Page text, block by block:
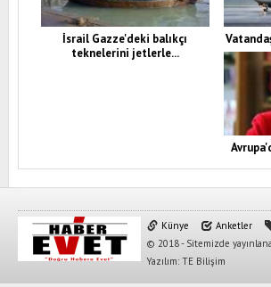
İsrail Gazze'deki balıkçı
teknelerini jetlerle...
Künye Anketler
© 2018 - Sitemizde
Yazılım: TE Bilişim